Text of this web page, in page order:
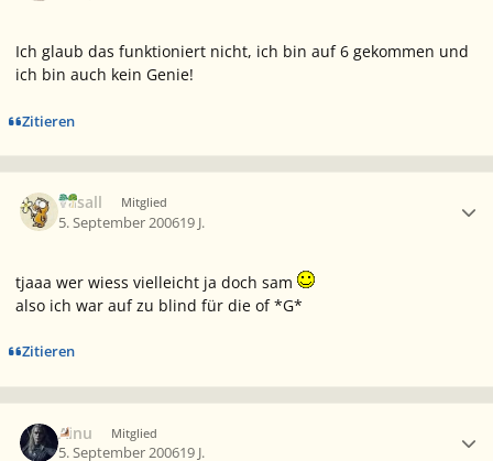
Ich glaub das funktioniert nicht, ich bin auf 6 gekommen und
ich bin auch kein Genie!
Zitieren
Vasall Mitglied
5. September 200619 J.
tjaaa wer wiess vielleicht ja doch sam
also ich war auf zu blind für die of *G*
Zitieren
Ainu Mitglied
5. September 200619 J.